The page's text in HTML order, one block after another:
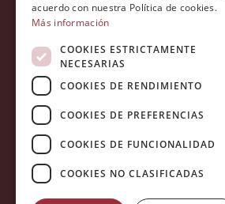
Carrer del Duc, 12 - 08002
Copyright 2026 © LA HORMIGA DE ORO
acuerdo con nuestra Política de cookies.
Más información
COOKIES ESTRICTAMENTE
NECESARIAS
COOKIES DE RENDIMIENTO
COOKIES DE PREFERENCIAS
COOKIES DE FUNCIONALIDAD
COOKIES NO CLASIFICADAS